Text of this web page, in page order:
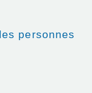
personnes